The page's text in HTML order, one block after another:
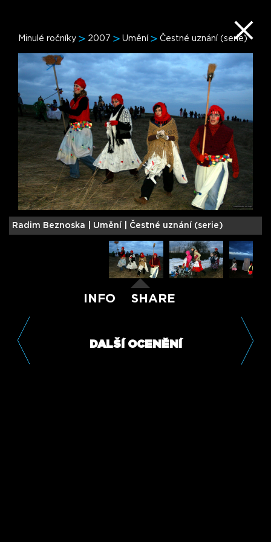
Minulé ročníky 2007 Umění Čestné uznání (serie)
Radim Beznoska | Umění | Čestné uznání (serie)
INFO SHARE
DALŠÍ OCENĚNÍ